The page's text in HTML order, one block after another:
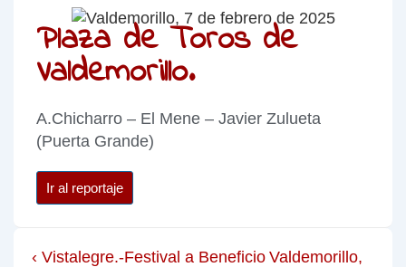
Plaza de Toros de
Valdemorillo.
A.Chicharro – El Mene – Javier Zulueta
(Puerta Grande)
Ir al reportaje
‹ Vistalegre.-Festival a Beneficio Valdemorillo,